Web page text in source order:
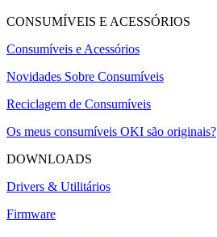
CONSUMÍVEIS E ACESSÓRIOS
Consumíveis e Acessórios
Novidades Sobre Consumíveis
Reciclagem de Consumíveis
Os meus consumíveis OKI são originais?
DOWNLOADS
Drivers & Utilitários
Firmware